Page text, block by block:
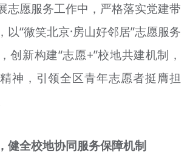
+
导基金
才
志愿服务工作中，严格落实党建带
以“微笑北京·房山好邻居”志愿服务
创新构建“志愿+”校地共建机制，
神，引领全区青年志愿者挺膺担
健全校地协同服务保障机制